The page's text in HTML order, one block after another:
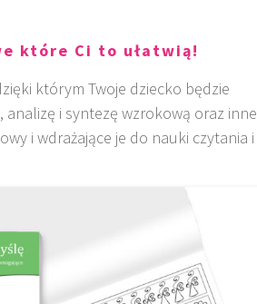
które Ci to ułatwią!
którym Twoje dziecko będzie
analizę i syntezę wzrokową oraz inne
i wdrażające je do nauki czytania i